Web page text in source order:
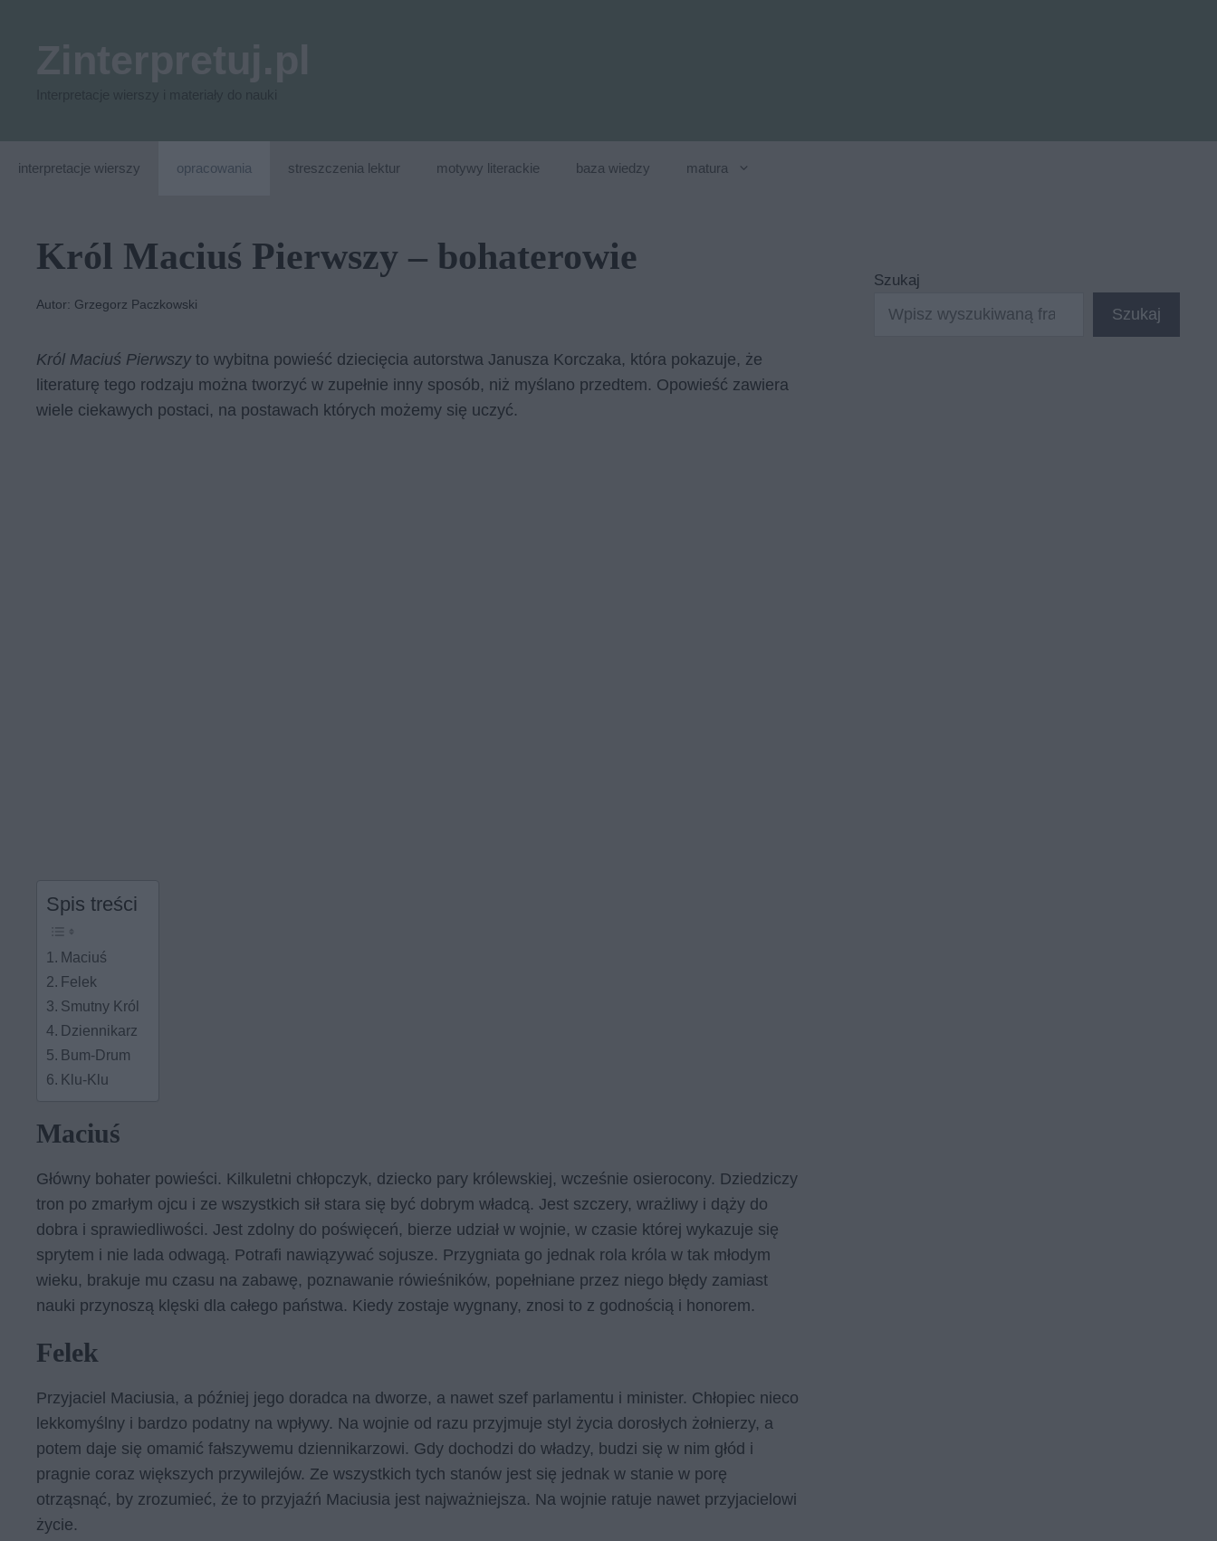
interpretacje wierszy opracowania streszczenia lektur motywy literackie baza wiedzy matura
Król Maciuś Pierwszy – bohaterowie
Autor: Grzegorz Paczkowski
Król Maciuś Pierwszy to wybitna powieść dziecięcia autorstwa Janusza Korczaka, która pokazuje, że
literaturę tego rodzaju można tworzyć w zupełnie inny sposób, niż myślano przedtem. Opowieść zawiera
wiele ciekawych postaci, na postawach których możemy się uczyć.
Spis treści
Maciuś
Felek
Smutny Król
Dziennikarz
Bum-Drum
Klu-Klu
Maciuś
Główny bohater powieści. Kilkuletni chłopczyk, dziecko pary królewskiej, wcześnie osierocony. Dziedziczy
tron po zmarłym ojcu i ze wszystkich sił stara się być dobrym władcą. Jest szczery, wrażliwy i dąży do
dobra i sprawiedliwości. Jest zdolny do poświęceń, bierze udział w wojnie, w czasie której wykazuje się
sprytem i nie lada odwagą. Potrafi nawiązywać sojusze. Przygniata go jednak rola króla w tak młodym
wieku, brakuje mu czasu na zabawę, poznawanie rówieśników, popełniane przez niego błędy zamiast
nauki przynoszą klęski dla całego państwa. Kiedy zostaje wygnany, znosi to z godnością i honorem.
Felek
Przyjaciel Maciusia, a później jego doradca na dworze, a nawet szef parlamentu i minister. Chłopiec nieco
lekkomyślny i bardzo podatny na wpływy. Na wojnie od razu przyjmuje styl życia dorosłych żołnierzy, a
potem daje się omamić fałszywemu dziennikarzowi. Gdy dochodzi do władzy, budzi się w nim głód i
pragnie coraz większych przywilejów. Ze wszystkich tych stanów jest się jednak w stanie w porę
otrząsnąć, by zrozumieć, że to przyjaźń Maciusia jest najważniejsza. Na wojnie ratuje nawet przyjacielowi
życie.
Szukaj
Szukaj